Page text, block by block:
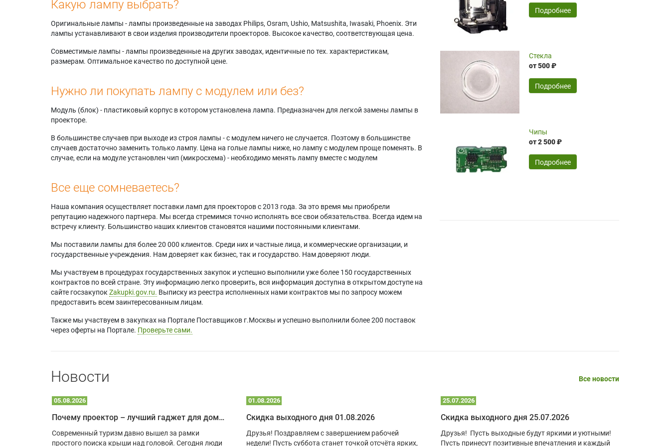
временные затраты по достаточно
оптимизированной стоимости, чему
чрезмерно благодарны!)))
SERGEY FOURSOV,24.04.2026
широкий ассортимент ламп, как оригиналов,
так и аналогов.Быстрое оформление и
передача в доставку, приемлемые цены. Мне
понравилось.
Читать полностью
16.04.2026
Подробнее
Стекла
от 500 ₽
Подробнее
Чипы
от 2 500 ₽
Подробнее
Какую лампу выбрать?
Оригинальные лампы - лампы произведенные на заводах Philips, Osram, Ushio, Matsushita, Iwasaki, Phoenix. Эти
лампы устанавливают в свои изделия производители проекторов. Высокое качество, соответствующая цена.
Совместимые лампы - лампы произведенные на других заводах, идентичные по тех. характеристикам,
размерам. Оптимальное качество по доступной цене.
Нужно ли покупать лампу с модулем или без?
Модуль (блок) - пластиковый корпус в котором установлена лампа. Предназначен для легкой замены лампы в
проекторе.
В большинстве случаев при выходе из строя лампы - с модулем ничего не случается. Поэтому в большинстве
случаев достаточно заменить только лампу. Цена на голые лампы ниже, но лампу с модулем проще поменять. В
случае, если на модуле установлен чип (микросхема) - необходимо менять лампу вместе с модулем
Все еще сомневаетесь?
Наша компания осуществляет поставки ламп для проекторов с 2013 года. За это время мы приобрели
репутацию надежного партнера. Мы всегда стремимся точно исполнять все свои обязательства. Всегда идем на
встречу клиенту. Большинство наших клиентов становятся нашими постоянными клиентами.
Мы поставили лампы для более 20 000 клиентов. Среди них и частные лица, и коммерческие организации, и
государственные учреждения. Нам доверяет как бизнес, так и государство. Нам доверяют люди.
Мы участвуем в процедурах государственных закупок и успешно выполнили уже более 150 государственных
контрактов по всей стране. Эту информацию легко проверить, вся информация доступна в открытом доступе на
сайте госзакупок Zakupki.gov.ru. Выписку из реестра исполненных нами контрактов мы по запросу можем
предоставить всем заинтересованным лицам.
Также мы участвуем в закупках на Портале Поставщиков г.Москвы и успешно выполнили более 200 поставок
через оферты на Портале. Проверьте сами.
Новости Все новости
05.08.2026
Почему проектор – лучший гаджет для домика в глэмпинге
Современный туризм давно вышел за рамки
простого поиска крыши над головой. Сегодня люди
01.08.2026
Скидка выходного дня 01.08.2026
Друзья! Поздравляем с завершением рабочей
недели! Пусть суббота станет точкой отсчёта ярких,
25.07.2026
Скидка выходного дня 25.07.2026
Друзья! Пусть выходные будут яркими и уютными!
Пусть принесут позитивные впечатления и каждый